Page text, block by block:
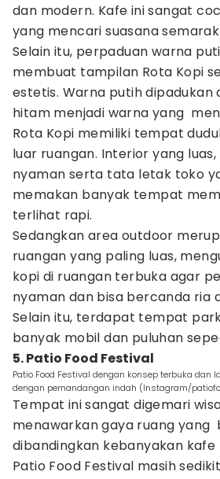
dan modern. Kafe ini sangat
yang mencari suasana
Selain itu, perpaduan warna
membuat tampilan Rota Kopi
estetis. Warna putih dipadukan
hitam menjadi warna yang
Rota Kopi memiliki tempat
luar ruangan. Interior yang
nyaman serta tata letak toko
memakan banyak tempat
terlihat rapi.
Sedangkan area outdoor
ruangan yang paling luas,
kopi di ruangan terbuka agar
nyaman dan bisa bercanda ria
Selain itu, terdapat tempat
banyak mobil dan puluhan
5. Patio Food Festival
Patio Food Festival dengan konsep terbuka dan
dengan pemandangan indah (Instagram/
Tempat ini sangat digemari
menawarkan gaya ruang yang
dibandingkan kebanyakan kafe
Patio Food Festival masih